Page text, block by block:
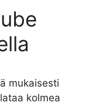
mukaisesti
kolmea